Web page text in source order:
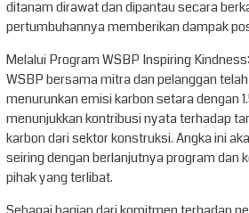
ditanam dirawat dan dipantau secara
pertumbuhannya memberikan dampak
Melalui Program WSBP Inspiring
WSBP bersama mitra dan pelanggan
menurunkan emisi karbon setara dengan
menunjukkan kontribusi nyata terhadap
karbon dari sektor konstruksi. Angka ini
seiring dengan berlanjutnya program dan
pihak yang terlibat.